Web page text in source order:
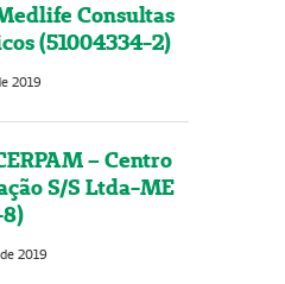
Consultas
(51004334-2)
2019
– Centro
S/S Ltda-ME
2019